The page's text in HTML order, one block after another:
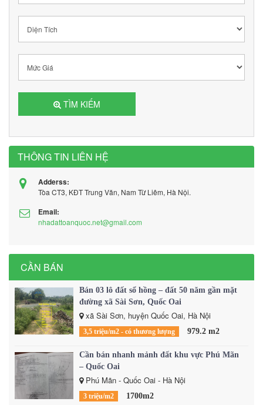
TÌM KIẾM
THÔNG TIN LIÊN HỆ
Adderss:
Tòa CT3, KĐT Trung Văn, Nam Từ Liêm, Hà Nội.
Email:
nhadattoanquoc.net@gmail.com
CẦN BÁN
Bán 03 lô đất sổ hồng – đất 50 năm gần mặt
đường xã Sài Sơn, Quốc Oai
xã Sài Sơn, huyện Quốc Oai, Hà Nội
3,5 triệu/m2 - có thương lượng 979.2 m2
Cần bán nhanh mảnh đất khu vực Phú Mãn
– Quốc Oai
Phú Mãn - Quốc Oai - Hà Nội
3 triệu/m2 1700m2